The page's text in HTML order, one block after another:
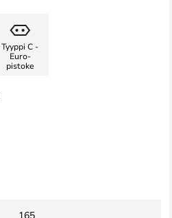
Tyyppi C -
Euro-
pistoke
165